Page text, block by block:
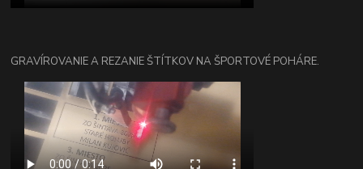
GRAVÍROVANIE A REZANIE ŠTÍTKOV NA ŠPORTOVÉ POHÁRE.